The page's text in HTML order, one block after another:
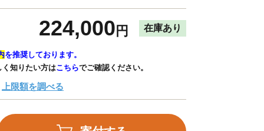
224,000 円 在庫あり
を推奨しております。
知りたい方はこちらでご確認ください。
上限額を調べる